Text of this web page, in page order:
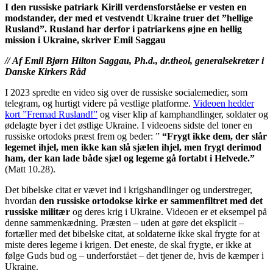
I den russiske patriark Kirill verdensforståelse er vesten en
modstander, der med et vestvendt Ukraine truer det ”hellige
Rusland”. Rusland har derfor i patriarkens øjne en hellig
mission i Ukraine, skriver Emil Saggau
// Af Emil Bjørn Hilton Saggau, Ph.d., dr.theol, generalsekretær i
Danske Kirkers Råd
I 2023 spredte en video sig over de russiske socialemedier, som
telegram, og hurtigt videre på vestlige platforme. Videoen hedder
kort ”Fremad Rusland!” og viser klip af kamphandlinger, soldater og
ødelagte byer i det østlige Ukraine. I videoens sidste del toner en
russiske ortodoks præst frem og beder: ” “Frygt ikke dem, der slår
legemet ihjel, men ikke kan slå sjælen ihjel, men frygt derimod
ham, der kan lade både sjæl og legeme gå fortabt i Helvede.”
(Matt 10.28).
Det bibelske citat er vævet ind i krigshandlinger og understreger,
hvordan den russiske ortodokse kirke er sammenfiltret med det
russiske militær og deres krig i Ukraine. Videoen er et eksempel på
denne sammenkædning. Præsten – uden at gøre det eksplicit –
fortæller med det bibelske citat, at soldaterne ikke skal frygte for at
miste deres legeme i krigen. Det eneste, de skal frygte, er ikke at
følge Guds bud og – underforstået – det tjener de, hvis de kæmper i
Ukraine.